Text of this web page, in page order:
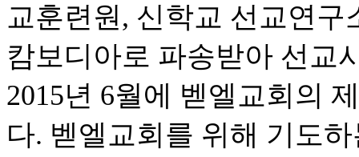
교훈련원, 신학교 선교연구
캄보디아로 파송받아 선교
2015년 6월에 벧엘교회의
다. 벧엘교회를 위해 기도